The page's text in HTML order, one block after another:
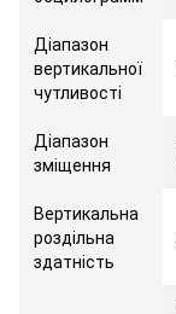
Діапазон
вертикальної
чутливості
Діапазон
зміщення
Вертикальна
роздільна
здатність